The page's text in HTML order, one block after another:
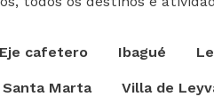
Eje cafetero Ibagué
Santa Marta Villa de